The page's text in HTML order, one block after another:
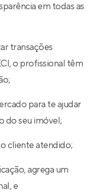
em todas as
transações
o profissional têm
para te ajudar
do seu imóvel;
cliente atendido;
agrega um
e